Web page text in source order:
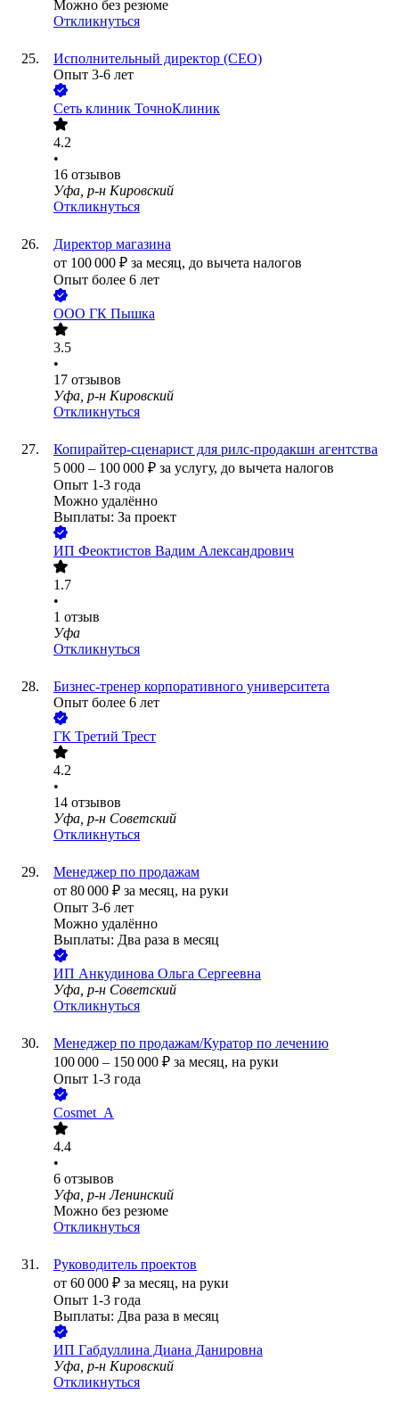
Можно без резюме
Откликнуться
Исполнительный директор (CEO)
Опыт 3-6 лет
Сеть клиник ТочноКлиник
4.2
•
16 отзывов
Уфа, р-н Кировский
Откликнуться
Директор магазина
от 100 000 ₽ за месяц, до вычета налогов
Опыт более 6 лет
ООО ГК Пышка
3.5
•
17 отзывов
Уфа, р-н Кировский
Откликнуться
Копирайтер-сценарист для рилс-продакшн агентства
5 000 – 100 000 ₽ за услугу, до вычета налогов
Опыт 1-3 года
Можно удалённо
Выплаты: За проект
ИП Феоктистов Вадим Александрович
1.7
•
1 отзыв
Уфа
Откликнуться
Бизнес-тренер корпоративного университета
Опыт более 6 лет
ГК Третий Трест
4.2
•
14 отзывов
Уфа, р-н Советский
Откликнуться
Менеджер по продажам
от 80 000 ₽ за месяц, на руки
Опыт 3-6 лет
Можно удалённо
Выплаты: Два раза в месяц
ИП Анкудинова Ольга Сергеевна
Уфа, р-н Советский
Откликнуться
Менеджер по продажам/Куратор по лечению
100 000 – 150 000 ₽ за месяц, на руки
Опыт 1-3 года
Cosmet_A
4.4
•
6 отзывов
Уфа, р-н Ленинский
Можно без резюме
Откликнуться
Руководитель проектов
от 60 000 ₽ за месяц, на руки
Опыт 1-3 года
Выплаты: Два раза в месяц
ИП Габдуллина Диана Данировна
Уфа, р-н Кировский
Откликнуться